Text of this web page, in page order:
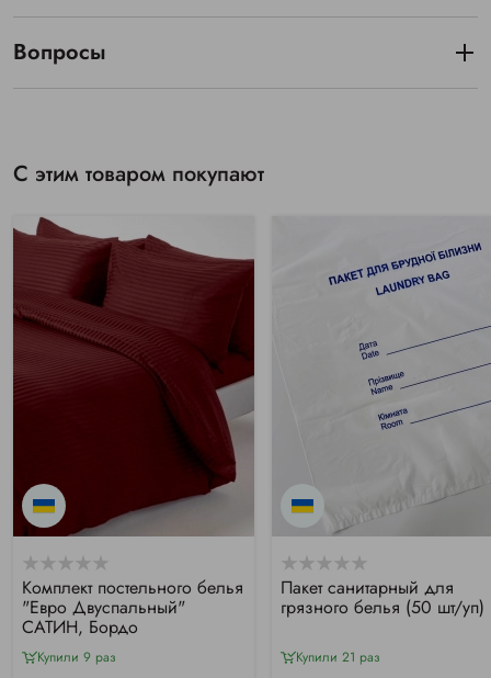
Вопросы
С этим товаром покупают
Комплект постельного белья
"Евро Двуспальный"
САТИН, Бордо
Купили 9 раз
Пакет санитарный для
грязного белья (50 шт/уп)
Купили 21 раз